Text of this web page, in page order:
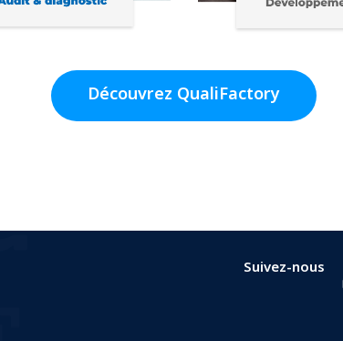
Découvrez QualiFactory
Suivez-nous